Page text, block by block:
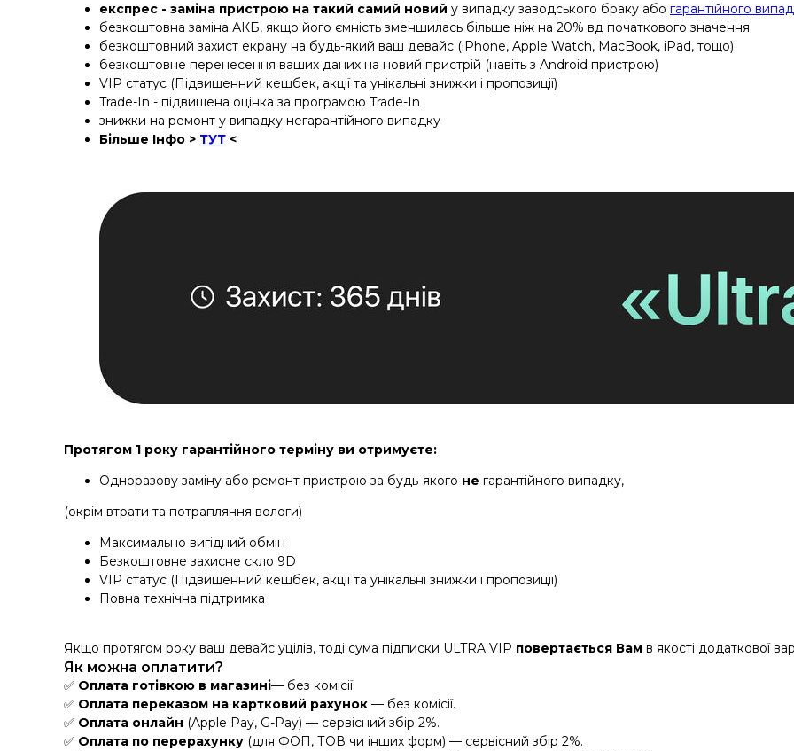
експрес - заміна пристрою на такий самий новий у випадку заводського браку або гарантійного
безкоштовна заміна АКБ, якщо його ємність зменшилась більше ніж на 20% вд початкового значення
безкоштовний захист екрану на будь-який ваш девайс (iPhone, Apple Watch, MacBook, iPad, тощо)
безкоштовне перенесення ваших даних на новий пристрій (навіть з Android пристрою)
VIP статус (Підвищенний кешбек, акції та унікальні знижки і пропозиції)
Trade-In - підвищена оцінка за програмою Trade-In
знижки на ремонт у випадку негарантійного випадку
Більше Інфо > ТУТ <
Протягом 1 року гарантійного терміну ви отримуєте:
Одноразову заміну або ремонт пристрою за будь-якого не гарантійного випадку,
(окрім втрати та потрапляння вологи)
Максимально вигідний обмін
Безкоштовне захисне скло 9D
VIP статус (Підвищенний кешбек, акції та унікальні знижки і пропозиції)
Повна технічна підтримка
Якщо протягом року ваш девайс уцілів, тоді сума підписки ULTRA VIP повертається Вам в якості додаткової
Як можна оплатити?
✅ Оплата готівкою в магазині— без комісії
✅ Оплата переказом на картковий рахунок — без комісії.
✅ Оплата онлайн (Apple Pay, G-Pay) — сервісний збір 2%.
✅ Оплата по перерахунку (для ФОП, ТОВ чи інших форм) — сервісний збір 2%.